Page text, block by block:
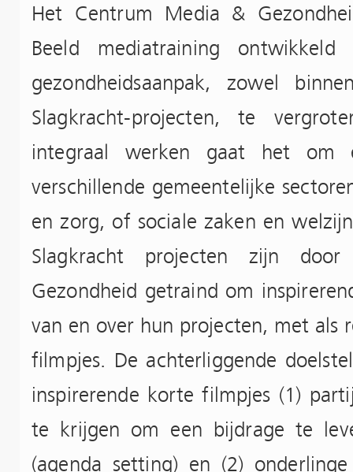
Het Centrum Media &
Beeld mediatraining
gezondheidsaanpak, zowel
Slagkracht-projecten, te
integraal werken gaat het om
verschillende gemeentelijke
en zorg, of sociale zaken en
Slagkracht projecten zijn
Gezondheid getraind om
van en over hun projecten, met als
filmpjes. De achterliggende
inspirerende korte filmpjes (1)
te krijgen om een bijdrage te
(agenda setting) en (2)